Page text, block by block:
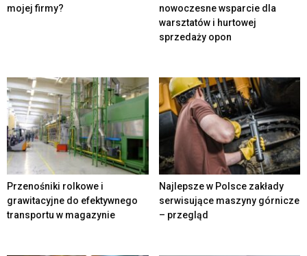
mojej firmy?
nowoczesne wsparcie dla
warsztatów i hurtowej
sprzedaży opon
Przenośniki rolkowe i
grawitacyjne do efektywnego
transportu w magazynie
Najlepsze w Polsce zakłady
serwisujące maszyny górnicze
– przegląd